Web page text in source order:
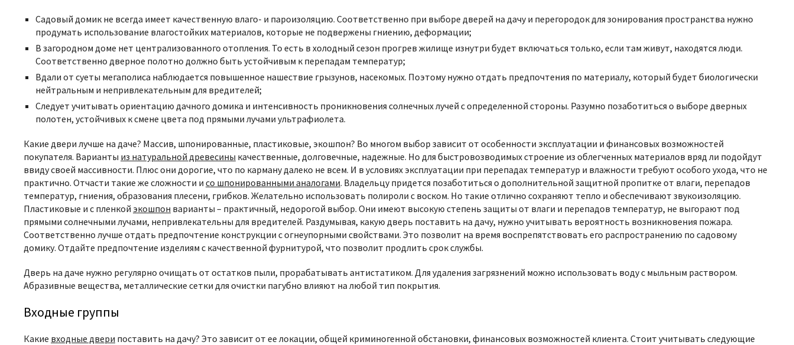
Садовый домик не всегда имеет качественную влаго- и пароизоляцию. Соответственно при выборе дверей на дачу и перегородок для зонирования пространства нужно
продумать использование влагостойких материалов, которые не подвержены гниению, деформации;
В загородном доме нет централизованного отопления. То есть в холодный сезон прогрев жилище изнутри будет включаться только, если там живут, находятся люди.
Соответственно дверное полотно должно быть устойчивым к перепадам температур;
Вдали от суеты мегаполиса наблюдается повышенное нашествие грызунов, насекомых. Поэтому нужно отдать предпочтения по материалу, который будет биологически
нейтральным и непривлекательным для вредителей;
Следует учитывать ориентацию дачного домика и интенсивность проникновения солнечных лучей с определенной стороны. Разумно позаботиться о выборе дверных
полотен, устойчивых к смене цвета под прямыми лучами ультрафиолета.
Какие двери лучше на даче? Массив, шпонированные, пластиковые, экошпон? Во многом выбор зависит от особенности эксплуатации и финансовых возможностей
покупателя. Варианты из натуральной древесины качественные, долговечные, надежные. Но для быстровозводимых строение из облегченных материалов вряд ли подойдут
ввиду своей массивности. Плюс они дорогие, что по карману далеко не всем. И в условиях эксплуатации при перепадах температур и влажности требуют особого ухода, что не
практично. Отчасти такие же сложности и со шпонированными аналогами. Владельцу придется позаботиться о дополнительной защитной пропитке от влаги, перепадов
температур, гниения, образования плесени, грибков. Желательно использовать полироли с воском. Но такие отлично сохраняют тепло и обеспечивают звукоизоляцию.
Пластиковые и с пленкой экошпон варианты – практичный, недорогой выбор. Они имеют высокую степень защиты от влаги и перепадов температур, не выгорают под
прямыми солнечными лучами, непривлекательны для вредителей. Раздумывая, какую дверь поставить на дачу, нужно учитывать вероятность возникновения пожара.
Соответственно лучше отдать предпочтение конструкции с огнеупорными свойствами. Это позволит на время воспрепятствовать его распространению по садовому
домику. Отдайте предпочтение изделиям с качественной фурнитурой, что позволит продлить срок службы.
Дверь на даче нужно регулярно очищать от остатков пыли, прорабатывать антистатиком. Для удаления загрязнений можно использовать воду с мыльным раствором.
Абразивные вещества, металлические сетки для очистки пагубно влияют на любой тип покрытия.
Входные группы
Какие входные двери поставить на дачу? Это зависит от ее локации, общей криминогенной обстановки, финансовых возможностей клиента. Стоит учитывать следующие